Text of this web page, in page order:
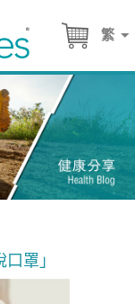
繁
罩」